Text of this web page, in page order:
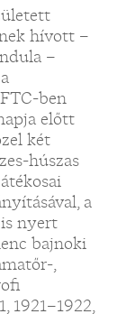
hívott –
–
ben
előtt
két
húszas
a
nyert
bajnoki
,
1921–1922,